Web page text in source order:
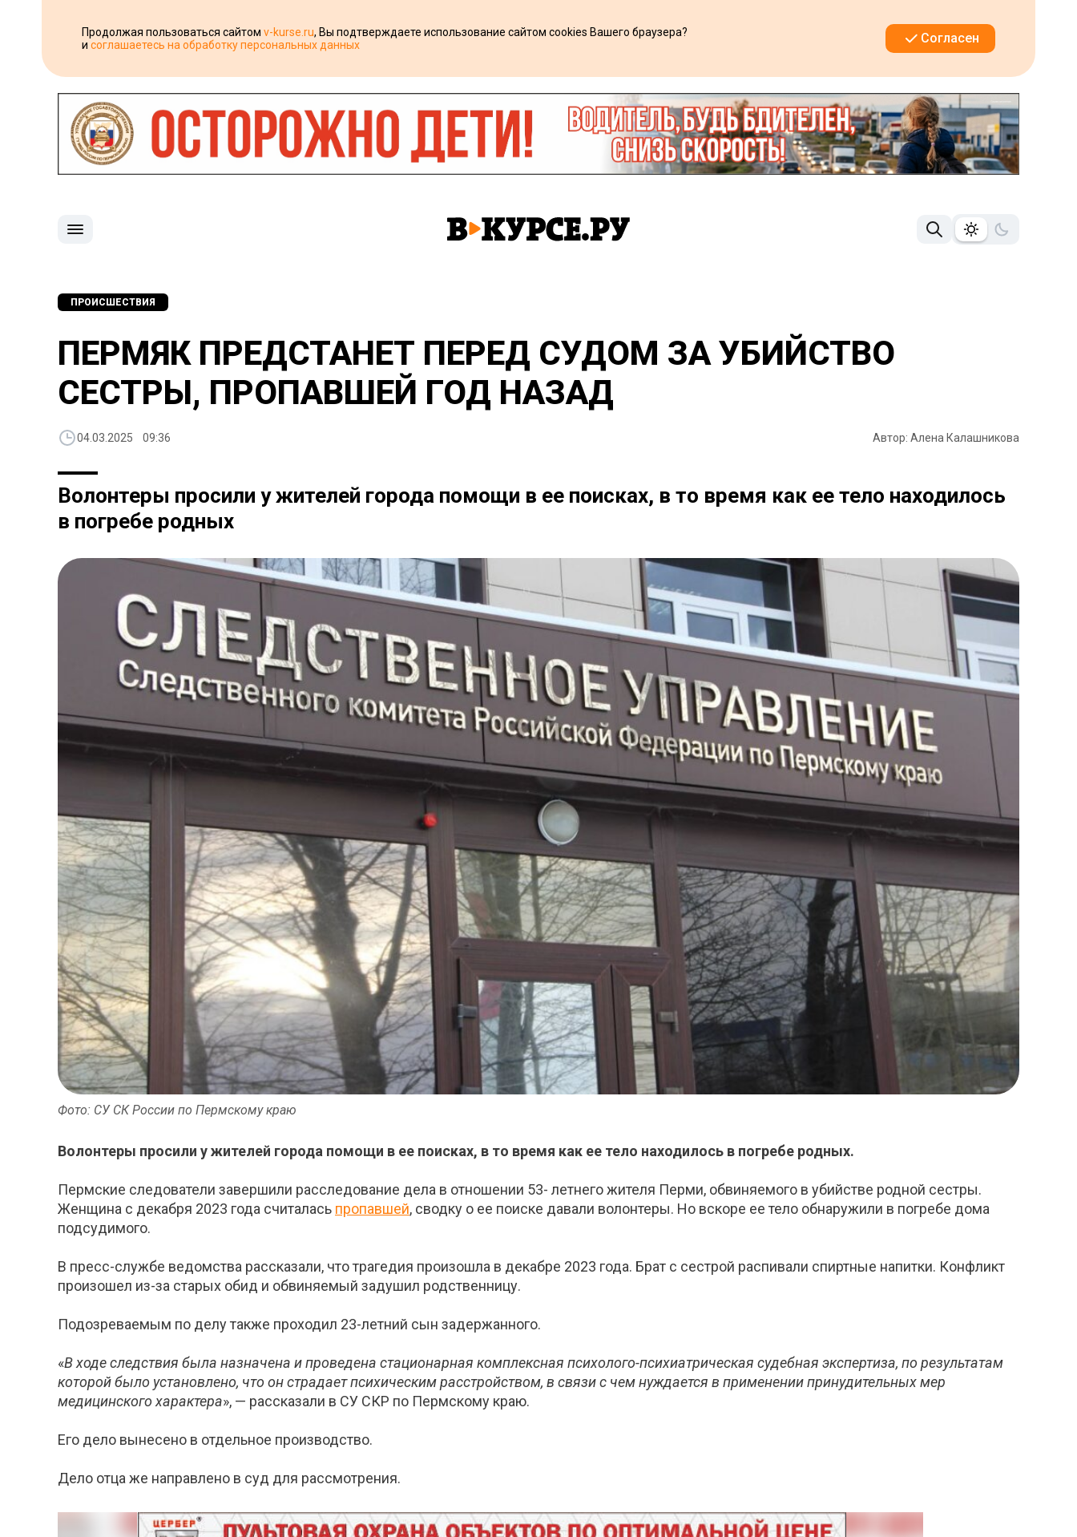
Продолжая пользоваться сайтом v-kurse.ru, Вы подтверждаете использование сайтом cookies Вашего браузера?
и соглашаетесь на обработку персональных данных Согласен
ПРОИСШЕСТВИЯ
ПЕРМЯК ПРЕДСТАНЕТ ПЕРЕД СУДОМ ЗА УБИЙСТВО
СЕСТРЫ, ПРОПАВШЕЙ ГОД НАЗАД
04.03.2025 09:36 Автор: Алена Калашникова
Волонтеры просили у жителей города помощи в ее поисках, в то время как ее тело находилось
в погребе родных
Фото: СУ СК России по Пермскому краю
Волонтеры просили у жителей города помощи в ее поисках, в то время как ее тело находилось в погребе родных.
Пермские следователи завершили расследование дела в отношении 53- летнего жителя Перми, обвиняемого в убийстве родной сестры.
Женщина с декабря 2023 года считалась пропавшей, сводку о ее поиске давали волонтеры. Но вскоре ее тело обнаружили в погребе дома
подсудимого.
В пресс-службе ведомства рассказали, что трагедия произошла в декабре 2023 года. Брат с сестрой распивали спиртные напитки. Конфликт
произошел из-за старых обид и обвиняемый задушил родственницу.
Подозреваемым по делу также проходил 23-летний сын задержанного.
«В ходе следствия была назначена и проведена стационарная комплексная психолого-психиатрическая судебная экспертиза, по результатам
которой было установлено, что он страдает психическим расстройством, в связи с чем нуждается в применении принудительных мер
медицинского характера», — рассказали в СУ СКР по Пермскому краю.
Его дело вынесено в отдельное производство.
Дело отца же направлено в суд для рассмотрения.